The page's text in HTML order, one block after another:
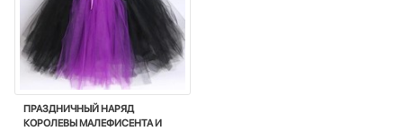
ПРАЗДНИЧНЫЙ НАРЯД
КОРОЛЕВЫ МАЛЕФИСЕНТА И